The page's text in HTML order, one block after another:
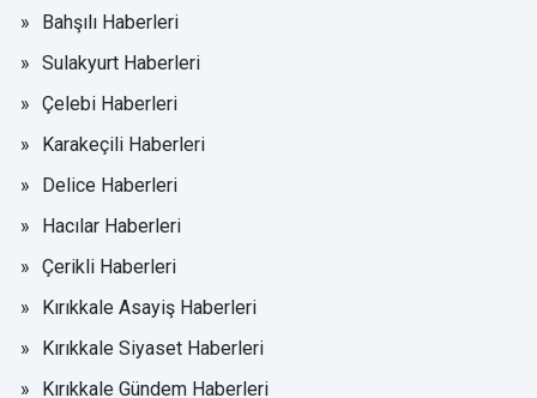
Bahşılı Haberleri
Sulakyurt Haberleri
Çelebi Haberleri
Karakeçili Haberleri
Delice Haberleri
Hacılar Haberleri
Çerikli Haberleri
Kırıkkale Asayiş Haberleri
Kırıkkale Siyaset Haberleri
Kırıkkale Gündem Haberleri